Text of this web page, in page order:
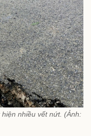
nhiều vết nứt. (Ảnh: